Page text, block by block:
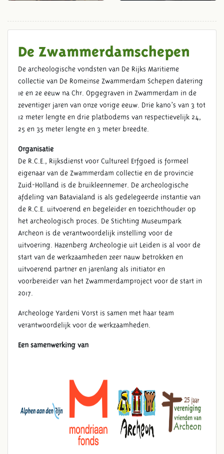
De Zwammerdamschepen
De archeologische vondsten van De Rijks Maritieme
collectie van De Romeinse Zwammerdam Schepen datering
1e en 2e eeuw na Chr. Opgegraven in Zwammerdam in de
zeventiger jaren van onze vorige eeuw. Drie kano’s van 3 tot
12 meter lengte en drie platbodems van respectievelijk 24,
25 en 35 meter lengte en 3 meter breedte.
Organisatie
De R.C.E., Rijksdienst voor Cultureel Erfgoed is formeel
eigenaar van de Zwammerdam collectie en de provincie
Zuid-Holland is de bruikleennemer. De archeologische
afdeling van Batavialand is als gedelegeerde instantie van
de R.C.E. uitvoerend en begeleider en toezichthouder op
het archeologisch proces. De Stichting Museumpark
Archeon is de verantwoordelijk instelling voor de
uitvoering. Hazenberg Archeologie uit Leiden is al voor de
start van de werkzaamheden zeer nauw betrokken en
uitvoerend partner en jarenlang als initiator en
voorbereider van het Zwammerdamproject voor de start in
2017.
Archeologe Yardeni Vorst is samen met haar team
verantwoordelijk voor de werkzaamheden.
Een samenwerking van